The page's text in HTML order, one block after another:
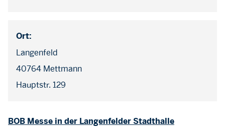
Ort:
Langenfeld
40764 Mettmann
Hauptstr. 129
BOB Messe in der Langenfelder Stadthalle